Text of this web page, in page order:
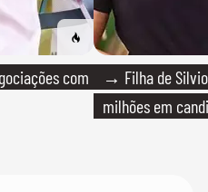
com
→ Filha de Silvio
milhões em